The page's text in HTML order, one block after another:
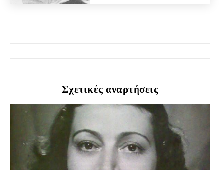
Σχετικές αναρτήσεις